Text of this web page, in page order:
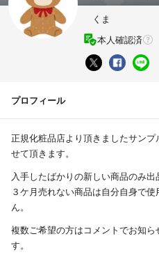
くま
本人確認済
プロフィール
正規化粧品店より頂きましたサン
せて頂きます。
入手したばかりの新しい商品のみ出
３ケ月売れない商品は自分自身で
ん。
複数ご希望の方はコメントでお知
す。